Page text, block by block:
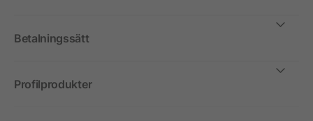
Betalningssätt
Profilprodukter